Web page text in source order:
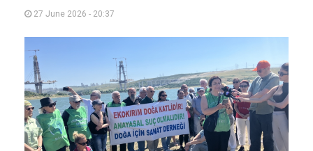
Artvin'de orman niteliğindeki
alanda madene ÇED onayı
27 June 2026 - 20:37